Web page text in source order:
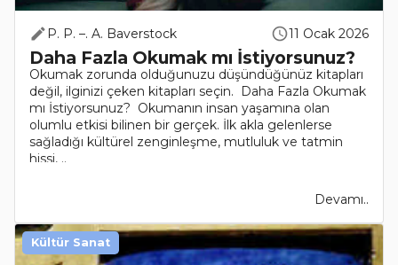
P. P. –. A. Baverstock 11 Ocak 2026
Daha Fazla Okumak mı İstiyorsunuz?
Okumak zorunda olduğunuzu düşündüğünüz kitapları
değil, ilginizi çeken kitapları seçin. Daha Fazla Okumak
mı İstiyorsunuz? Okumanın insan yaşamına olan
olumlu etkisi bilinen bir gerçek. İlk akla gelenlerse
sağladığı kültürel zenginleşme, mutluluk ve tatmin
hissi, ..
Devamı..
Kültür Sanat